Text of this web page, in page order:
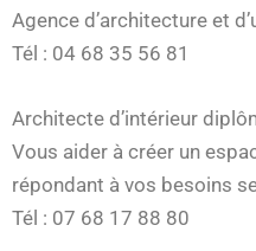
Agence d’architecture et
Tél : 04 68 35 56 81
Architecte d’intérieur
Vous aider à créer un
répondant à vos besoins
Tél : 07 68 17 88 80